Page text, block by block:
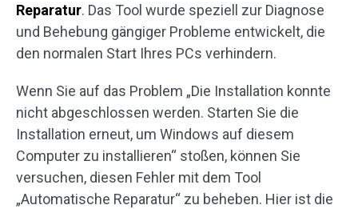
Reparatur. Das Tool wurde speziell zur Diagnose
und Behebung gängiger Probleme entwickelt, die
den normalen Start Ihres PCs verhindern.
Wenn Sie auf das Problem „Die Installation konnte
nicht abgeschlossen werden. Starten Sie die
Installation erneut, um Windows auf diesem
Computer zu installieren“ stoßen, können Sie
versuchen, diesen Fehler mit dem Tool
„Automatische Reparatur“ zu beheben. Hier ist die